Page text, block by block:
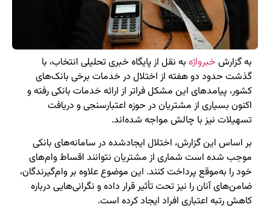
به گزارش خبرواژه به نقل از پایگاه خبری تحلیلی انتخاب، با
گذشت حدود دو هفته از اختلال در خدمات برخی بانک‌های
کشور، پیامدهای این مشکل فراتر از ارائه خدمات بانکی رفته و
اکنون بسیاری از مشتریان در حوزه اعتبارسنجی و دریافت
تسهیلات نیز با چالش مواجه شده‌اند.
بر اساس این گزارش، اختلال ایجادشده در سامانه‌های بانکی
موجب شده است شماری از مشتریان نتوانند اقساط وام‌های
خود را به‌موقع پرداخت کنند. این موضوع علاوه بر وام‌گیرندگان،
ضامن‌های آنان را نیز تحت تأثیر قرار داده و نگرانی‌هایی درباره
کاهش رتبه اعتباری افراد ایجاد کرده است.